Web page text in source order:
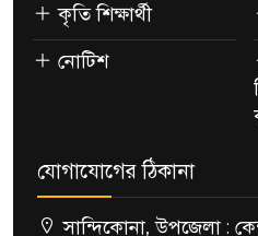
কৃতি শিক্ষার্থী
নোটিশ
যোগাযোগের ঠিকানা
সান্দিকোনা, উপজেলা :